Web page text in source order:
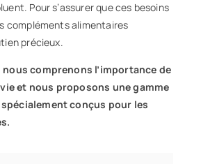
Pour s’assurer que ces besoins
compléments alimentaires
précieux.
nous comprenons l’importance de
et nous proposons une gamme
conçus pour les